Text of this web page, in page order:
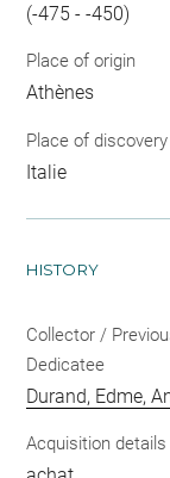
(-475 - -450)
Place of origin
Athènes
Place of discovery
Italie
HISTORY
Collector /
Dedicatee
Durand, Edme,
Acquisition details